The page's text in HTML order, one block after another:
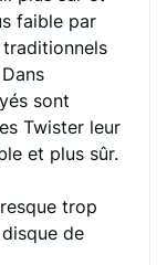
faible par
sont
Twister leur
et plus sûr.
trop
disque de